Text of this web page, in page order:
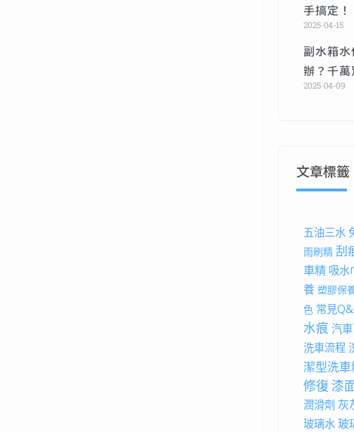
手搞定！
2025-04-15
副水箱
辦？千萬
2025-04-09
文章標籤
五油三水
雨刷精 刮
車精 吸水
養 塑膠保
色 常見
水痕 汽
洗車流程
潔型洗
修復 漆
潤滑劑 灰
玻璃水玻